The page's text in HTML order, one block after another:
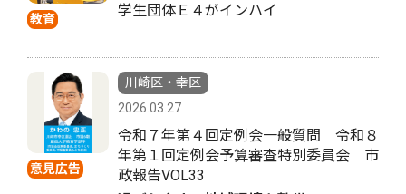
教育
学生団体Ｅ４がインハイ
意見広告
川崎区・幸区
2026.03.27
令和７年第４回定例会一般質問 令和８
年第１回定例会予算審査特別委員会 市
政報告VOL33